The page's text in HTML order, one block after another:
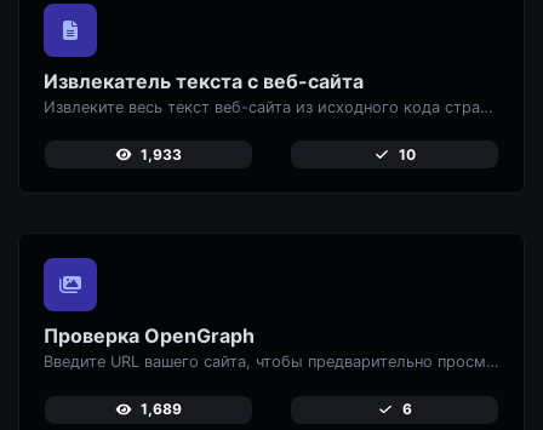
Извлекатель текста с веб-сайта
Извлеките весь текст веб-сайта из исходного кода страницы.
1,933 10
Проверка OpenGraph
Введите URL вашего сайта, чтобы предварительно просмотреть, как ваши страницы выглядят
1,689 6